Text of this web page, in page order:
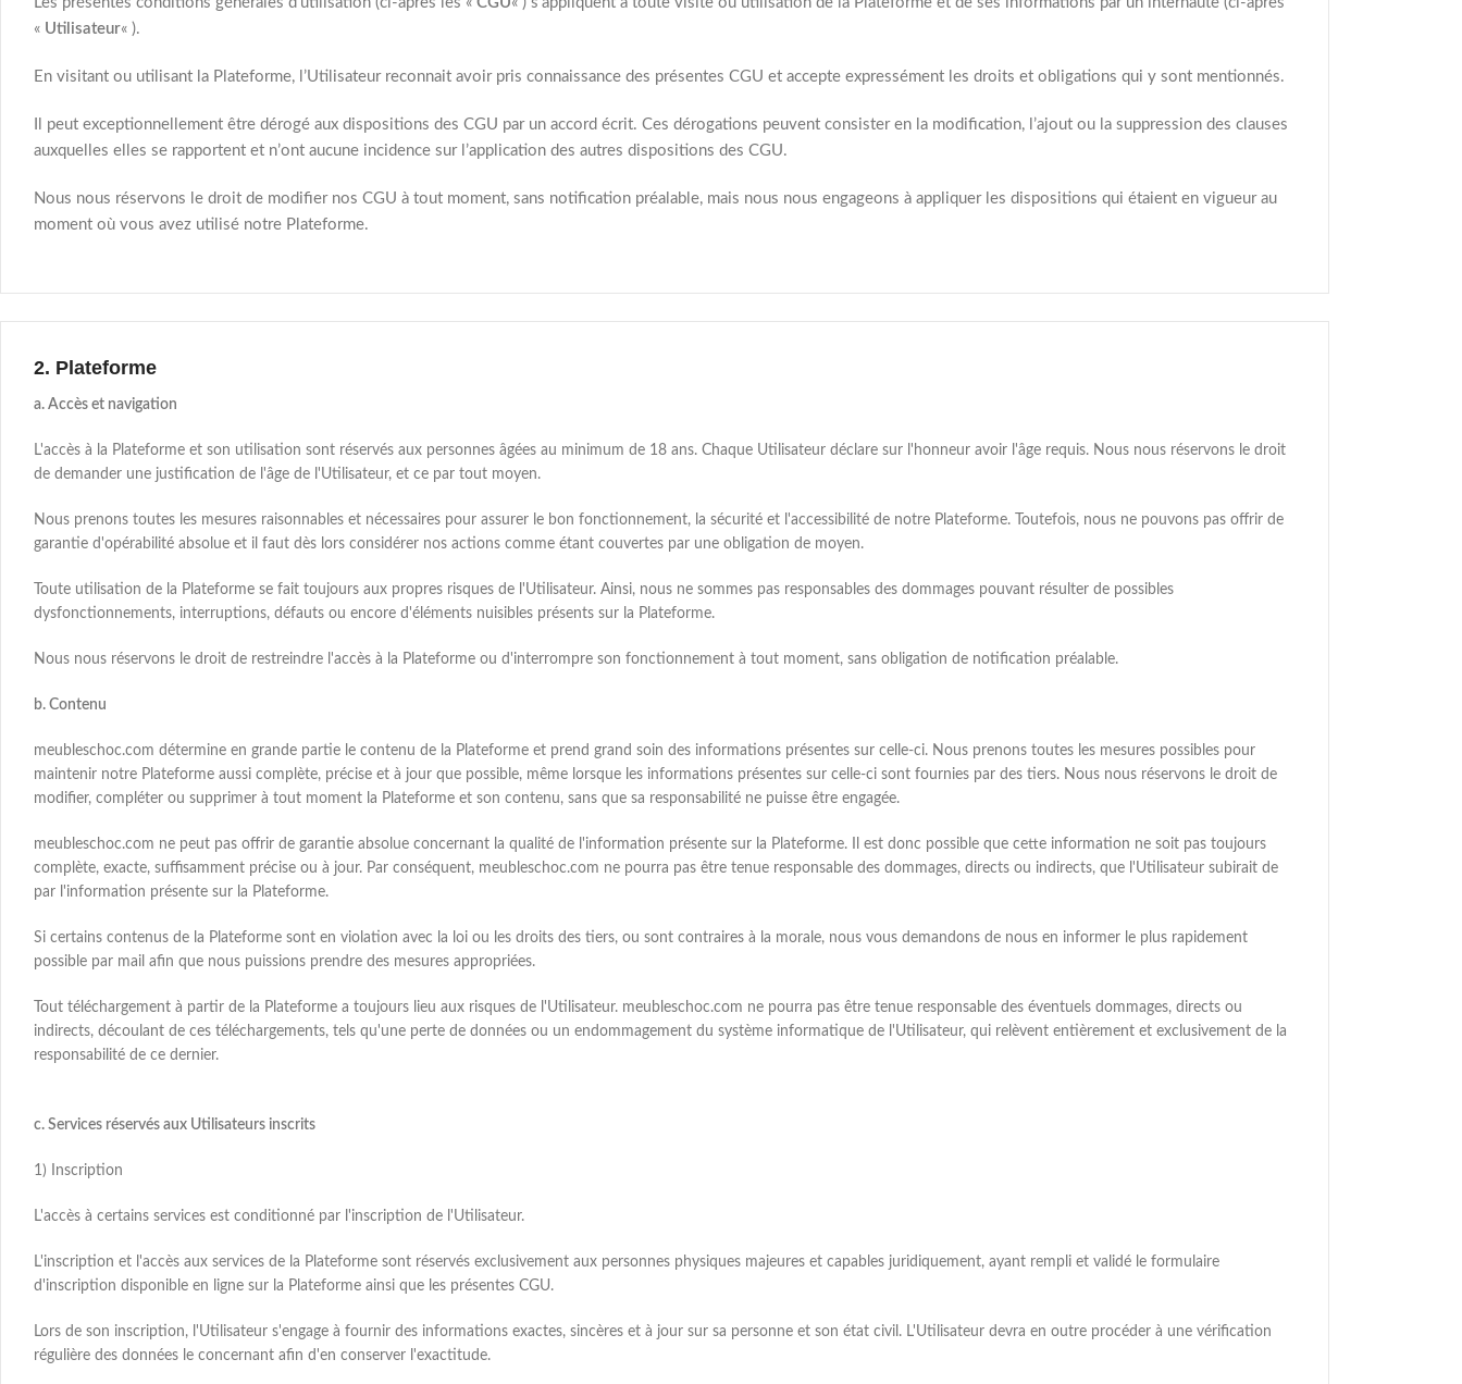
« Utilisateur« ).
En visitant ou utilisant la Plateforme, l’Utilisateur reconnait avoir pris connaissance des présentes CGU et accepte expressément les droits et obligations qui y sont mentionnés.
Il peut exceptionnellement être dérogé aux dispositions des CGU par un accord écrit. Ces dérogations peuvent consister en la modification, l’ajout ou la suppression des clauses
auxquelles elles se rapportent et n’ont aucune incidence sur l’application des autres dispositions des CGU.
Nous nous réservons le droit de modifier nos CGU à tout moment, sans notification préalable, mais nous nous engageons à appliquer les dispositions qui étaient en vigueur au
moment où vous avez utilisé notre Plateforme.
2. Plateforme
a. Accès et navigation
L'accès à la Plateforme et son utilisation sont réservés aux personnes âgées au minimum de 18 ans. Chaque Utilisateur déclare sur l'honneur avoir l'âge requis. Nous nous réservons le droit
de demander une justification de l'âge de l'Utilisateur, et ce par tout moyen.
Nous prenons toutes les mesures raisonnables et nécessaires pour assurer le bon fonctionnement, la sécurité et l'accessibilité de notre Plateforme. Toutefois, nous ne pouvons pas offrir de
garantie d'opérabilité absolue et il faut dès lors considérer nos actions comme étant couvertes par une obligation de moyen.
Toute utilisation de la Plateforme se fait toujours aux propres risques de l'Utilisateur. Ainsi, nous ne sommes pas responsables des dommages pouvant résulter de possibles
dysfonctionnements, interruptions, défauts ou encore d'éléments nuisibles présents sur la Plateforme.
Nous nous réservons le droit de restreindre l'accès à la Plateforme ou d'interrompre son fonctionnement à tout moment, sans obligation de notification préalable.
b. Contenu
meubleschoc.com détermine en grande partie le contenu de la Plateforme et prend grand soin des informations présentes sur celle-ci. Nous prenons toutes les mesures possibles pour
maintenir notre Plateforme aussi complète, précise et à jour que possible, même lorsque les informations présentes sur celle-ci sont fournies par des tiers. Nous nous réservons le droit de
modifier, compléter ou supprimer à tout moment la Plateforme et son contenu, sans que sa responsabilité ne puisse être engagée.
meubleschoc.com ne peut pas offrir de garantie absolue concernant la qualité de l'information présente sur la Plateforme. Il est donc possible que cette information ne soit pas toujours
complète, exacte, suffisamment précise ou à jour. Par conséquent, meubleschoc.com ne pourra pas être tenue responsable des dommages, directs ou indirects, que l'Utilisateur subirait de
par l'information présente sur la Plateforme.
Si certains contenus de la Plateforme sont en violation avec la loi ou les droits des tiers, ou sont contraires à la morale, nous vous demandons de nous en informer le plus rapidement
possible par mail afin que nous puissions prendre des mesures appropriées.
Tout téléchargement à partir de la Plateforme a toujours lieu aux risques de l'Utilisateur. meubleschoc.com ne pourra pas être tenue responsable des éventuels dommages, directs ou
indirects, découlant de ces téléchargements, tels qu'une perte de données ou un endommagement du système informatique de l'Utilisateur, qui relèvent entièrement et exclusivement de la
responsabilité de ce dernier.
c. Services réservés aux Utilisateurs inscrits
1) Inscription
L'accès à certains services est conditionné par l'inscription de l'Utilisateur.
L'inscription et l'accès aux services de la Plateforme sont réservés exclusivement aux personnes physiques majeures et capables juridiquement, ayant rempli et validé le formulaire
d'inscription disponible en ligne sur la Plateforme ainsi que les présentes CGU.
Lors de son inscription, l'Utilisateur s'engage à fournir des informations exactes, sincères et à jour sur sa personne et son état civil. L'Utilisateur devra en outre procéder à une vérification
régulière des données le concernant afin d'en conserver l'exactitude.